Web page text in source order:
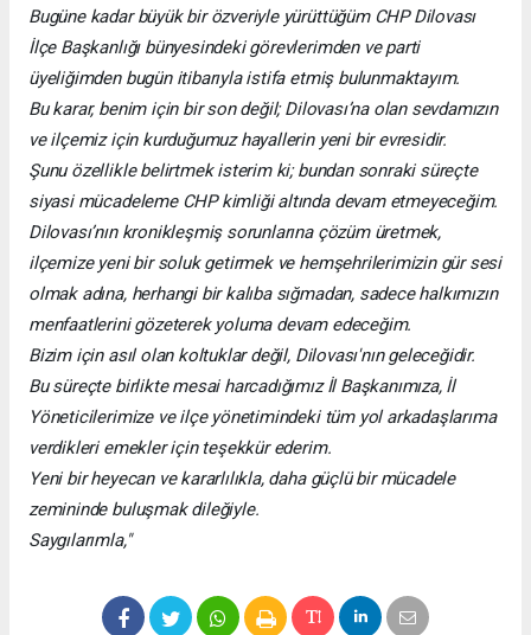
​Bugüne kadar büyük bir özveriyle yürüttüğüm CHP Dilovası
İlçe Başkanlığı bünyesindeki görevlerimden ve parti
üyeliğimden bugün itibarıyla istifa etmiş bulunmaktayım.
​Bu karar, benim için bir son değil; Dilovası’na olan sevdamızın
ve ilçemiz için kurduğumuz hayallerin yeni bir evresidir.
Şunu özellikle belirtmek isterim ki; bundan sonraki süreçte
siyasi mücadeleme CHP kimliği altında devam etmeyeceğim.
​Dilovası’nın kronikleşmiş sorunlarına çözüm üretmek,
ilçemize yeni bir soluk getirmek ve hemşehrilerimizin gür sesi
olmak adına, herhangi bir kalıba sığmadan, sadece halkımızın
menfaatlerini gözeterek yoluma devam edeceğim.
Bizim için asıl olan koltuklar değil, Dilovası'nın geleceğidir.
​Bu süreçte birlikte mesai harcadığımız İl Başkanımıza, İl
Yöneticilerimize ve ilçe yönetimindeki tüm yol arkadaşlarıma
verdikleri emekler için teşekkür ederim.
​Yeni bir heyecan ve kararlılıkla, daha güçlü bir mücadele
zemininde buluşmak dileğiyle.
​Saygılarımla,"